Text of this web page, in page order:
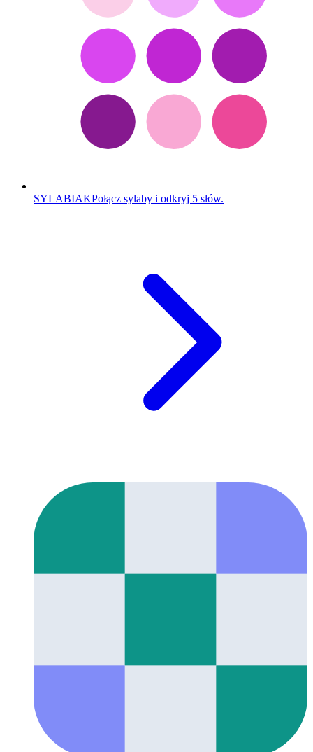
SYLABIAKPołącz sylaby i odkryj 5 słów.